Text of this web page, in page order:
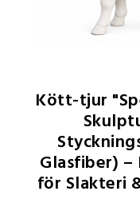
Kött-tjur
Glasfiber)
för Slakteri